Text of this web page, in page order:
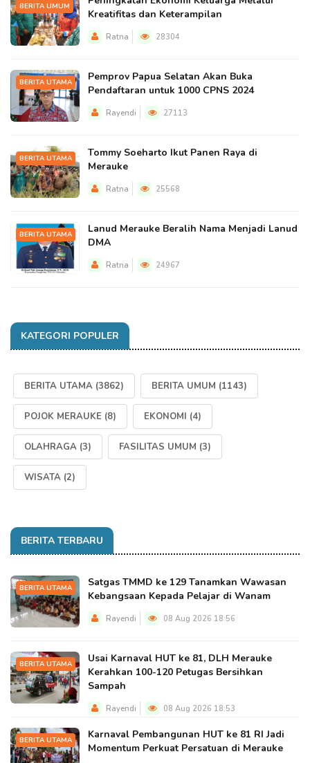
BERITA UMUM
Kreatifitas dan Keterampilan
Ratna 28304
BERITA UTAMA
Pemprov Papua Selatan Akan Buka
Pendaftaran untuk 1000 CPNS 2024
Rayendi 27113
BERITA UTAMA
Tommy Soeharto Ikut Panen Raya di
Merauke
Ratna 25568
BERITA UTAMA
Lanud Merauke Beralih Nama Menjadi Lanud
DMA
Ratna 24967
KATEGORI POPULER
BERITA UTAMA (3862) BERITA UMUM (1143)
POJOK MERAUKE (8) EKONOMI (4)
OLAHRAGA (3) FASILITAS UMUM (3)
WISATA (2)
BERITA TERBARU
BERITA UTAMA
Satgas TMMD ke 129 Tanamkan Wawasan
Kebangsaan Kepada Pelajar di Wanam
Rayendi 08 Aug 2026 18:56
BERITA UTAMA
Usai Karnaval HUT ke 81, DLH Merauke
Kerahkan 100-120 Petugas Bersihkan
Sampah
Rayendi 08 Aug 2026 18:53
BERITA UTAMA
Karnaval Pembangunan HUT ke 81 RI Jadi
Momentum Perkuat Persatuan di Merauke